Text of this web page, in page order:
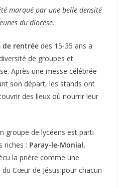
marqué par une belle densité
du diocèse.
de rentréedes 15-35 ans a
de groupes et
Après une messe célébrée
son départ, les stands ont
des lieux où nourrir leur
groupe de lycéens est parti
riches : Paray-le-Monial,
la prière comme une
du Cœur de Jésus pour chacun